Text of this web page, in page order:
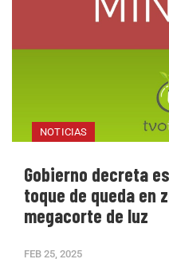
NOTICIAS
Gobierno decreta
toque de queda en
megacorte de luz
FEB 25, 2025